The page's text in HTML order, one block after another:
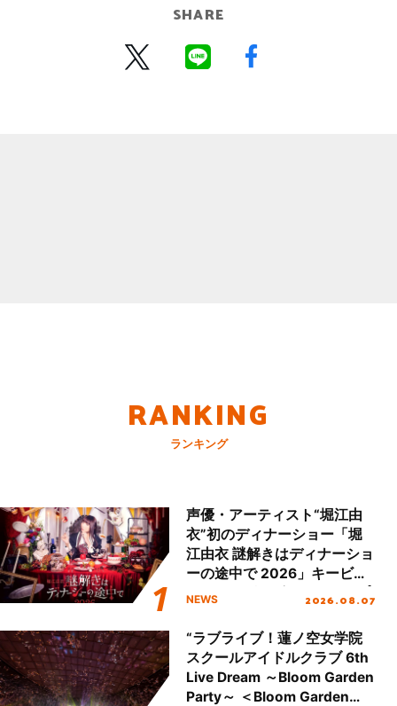
SHARE
RANKING
ランキング
声優・アーティスト“堀江由
衣”初のディナーショー「堀
江由衣 謎解きはディナーショ
ーの途中で 2026」キービジ
ュアル＆グッズラインナップ
NEWS 2026.08.07
“ラブライブ！蓮ノ空女学院
スクールアイドルクラブ 6th
Live Dream ～Bloom Garden
Party～ ＜Bloom Garden